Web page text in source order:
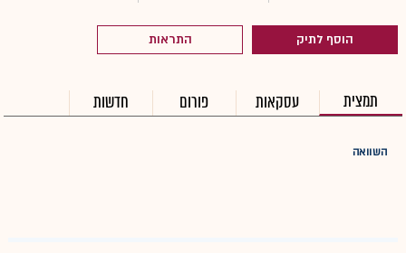
הוסף לתיק התראות
תמצית עסקאות פורום חדשות
השוואה